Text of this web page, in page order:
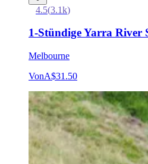
4.5(3.1k)
1-Stündige Yarra River
Melbourne
VonA$31.50